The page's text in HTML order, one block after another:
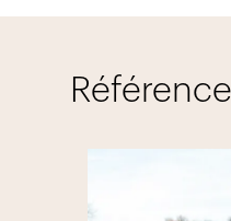
2M Ingénierie
Grâce à une
d’eux un